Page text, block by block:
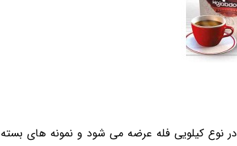
در نوع کیلویی فله عرضه می شود و نمونه های بسته